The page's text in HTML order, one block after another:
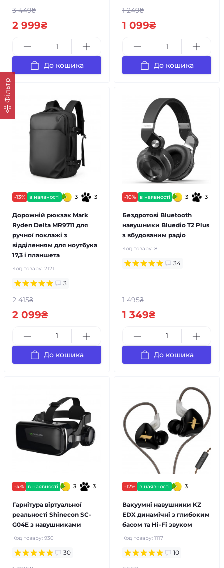
Фільтр
3 449₴
2 999₴
До кошика
1 249₴
1 099₴
До кошика
-13% в наявності 3 3
Дорожній рюкзак Mark
Ryden Delta MR9711 для
ручної поклажі з
відділенням для ноутбука
17,3 і планшета
Код товару: 2121
3
2 415₴
2 099₴
До кошика
-10% в наявності 3 3
Бездротові Bluetooth
навушники Bluedio T2 Plus
з вбудованим радіо
Код товару: 8
34
1 495₴
1 349₴
До кошика
-4% в наявності 3 3
Гарнітура віртуальної
реальності Shinecon SC-
G04E з навушниками
Код товару: 930
30
-12% в наявності 3
Вакуумні навушники KZ
EDX динамічні з глибоким
басом та Hi-Fi звуком
Код товару: 1117
10